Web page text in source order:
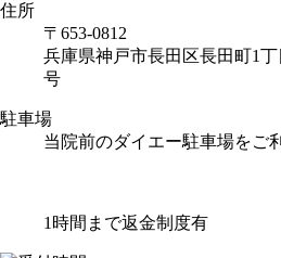
住所
〒653-0812
兵庫県神戸市長田区長田町1
号
駐車場
当院前のダイエー駐車場をご
1時間まで返金制度有